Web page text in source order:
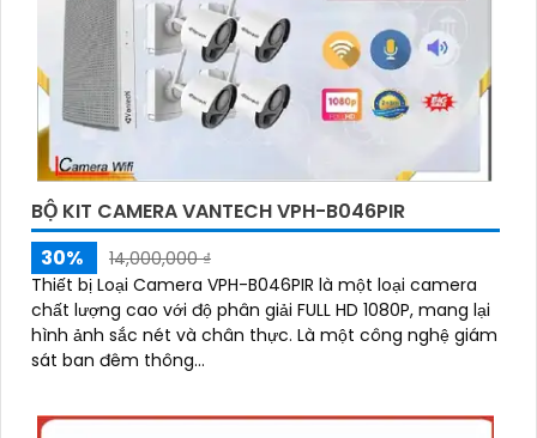
BỘ KIT CAMERA VANTECH VPH-B046PIR
30%
14,000,000 ₫
Thiết bị Loại Camera VPH-B046PIR là một loại camera
chất lượng cao với độ phân giải FULL HD 1080P, mang lại
hình ảnh sắc nét và chân thực. Là một công nghệ giám
sát ban đêm thông...